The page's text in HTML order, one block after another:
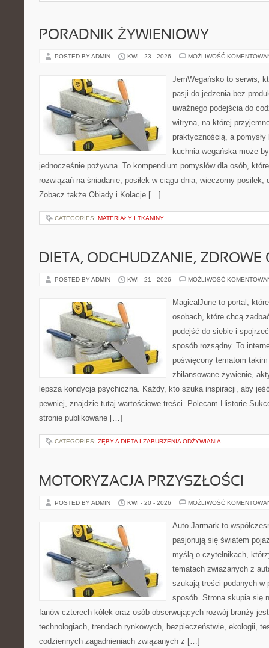
PORADNIK ŻYWIENIOWY
POSTED BY ADMIN KWI - 23 - 2026 MOŻLIWOŚĆ
JemWegańsko to serwis,
pasji do jedzenia bez
uważnego podejścia do
witryna, na której
praktycznością, a
kuchnia wegańska może
jednocześnie pożywna. To kompendium pomysłów dla osób,
rozwiązań na śniadanie, posiłek w ciągu dnia, wieczorny posiłek,
Zobacz także Obiady i Kolacje […]
CATEGORIES: MATERIAŁY I TKANINY
DIETA, ODCHUDZANIE, ZDROWE
POSTED BY ADMIN KWI - 21 - 2026 MOŻLIWOŚĆ
MagicalJune to portal,
osobach, które chcą
podejść do siebie i
sposób rozsądny. To
poświęcony tematom
zbilansowane żywienie,
lepsza kondycja psychiczna. Każdy, kto szuka inspiracji, aby
pewniej, znajdzie tutaj wartościowe treści. Polecam Historie
stronie publikowane […]
CATEGORIES: ZĘBY A DIETA I ZABURZENIA ODŻYWIANIA
MOTORYZACJA PRZYSZŁOŚCI
POSTED BY ADMIN KWI - 20 - 2026 MOŻLIWOŚĆ
Auto Jarmark to
pasjonują się światem
myślą o czytelnikach,
tematach związanych z
szukają treści podanych w
sposób. Strona skupia się
fanów czterech kółek oraz osób obserwujących rozwój branży
technologiach, trendach rynkowych, bezpieczeństwie, ekologii,
codziennych zagadnieniach związanych z […]